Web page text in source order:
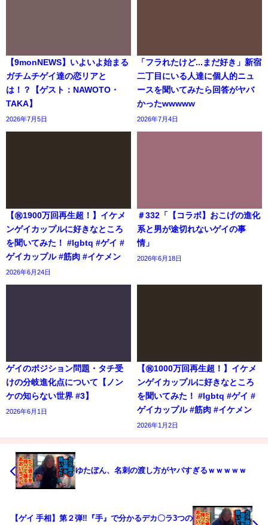
【9monNEWS】いよいよ始まる
ガチムチゲイ達の恋リアと
は！？【ゲスト：NAWOTO・
TAKA】
2026年7月5日
「フラれたけど...まだ好き」新宿
二丁目にいる人達に個人的ニュ
ースを聞いてみたら回答がヤバ
かったwwwww
2026年7月4日
【㊗️1900万回再生超！】イケメ
ンゲイカップルに好きなところ
を聞いてみた！ #lgbtq #ゲイ #
ゲイカップル #筋肉 #イケメン
2026年6月24日
＃332「【コラボ】おこげの進化
系と男が途切れないゲイの事
情」
2026年6月18日
ゲイのポジション問題・タチ受
けの分岐進化点について【ノン
ケの知らない世界 #3】
2026年6月1日
【㊗️1000万回再生超！】イケメ
ンゲイカップルに好きなところ
を聞いてみた！ #lgbtq #ゲイ #
ゲイカップル #筋肉 #イケメン
2026年1月2日
ゆたぼん、名刺の渡し方がヤバすぎるｗｗｗｗｗ
【ゲイ 手相】第２弾‼『手』で分かるデカ〇ラ3つの